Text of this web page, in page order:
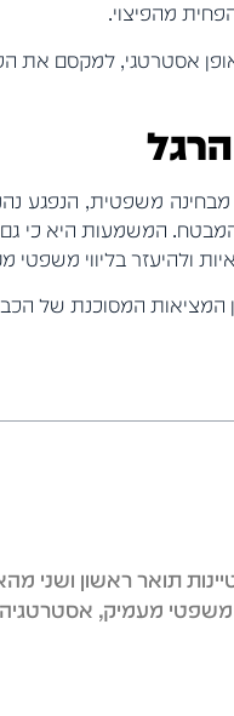
מהפיצוי.
אסטרטגי, למקסם את
מבחינה משפטית,
המשמעות היא כי
ולהיעזר בליווי משפטי
המסוכנת של
תואר ראשון ושני
מעמיק, אסטרטגיה